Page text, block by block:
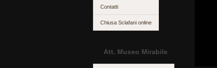
Contatti
Chiusa Sclafani online
Att. Museo Mirabile